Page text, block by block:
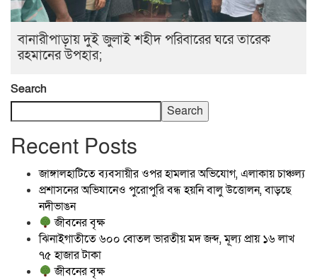
বানারীপাড়ায় দুই জুলাই শহীদ পরিবারের ঘরে তারেক
রহমানের উপহার;
Search
Search
Recent Posts
জাঙ্গালহাটিতে ব্যবসায়ীর ওপর হামলার অভিযোগ, এলাকায় চাঞ্চল্য
প্রশাসনের অভিযানেও পুরোপুরি বন্ধ হয়নি বালু উত্তোলন, বাড়ছে
নদীভাঙন
জীবনের বৃক্ষ
ঝিনাইগাতীতে ৬০০ বোতল ভারতীয় মদ জব্দ, মূল্য প্রায় ১৬ লাখ
৭৫ হাজার টাকা
জীবনের বৃক্ষ